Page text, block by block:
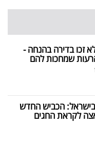
לא זכו בדירה בהנחה -
שמחכות להם
הכביש החדש
לקראת החגים